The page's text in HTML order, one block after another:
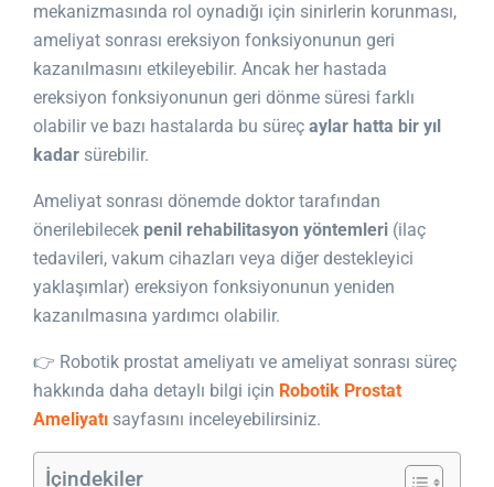
mekanizmasında rol oynadığı için sinirlerin korunması,
ameliyat sonrası ereksiyon fonksiyonunun geri
kazanılmasını etkileyebilir. Ancak her hastada
ereksiyon fonksiyonunun geri dönme süresi farklı
olabilir ve bazı hastalarda bu süreç aylar hatta bir yıl
kadar sürebilir.
Ameliyat sonrası dönemde doktor tarafından
önerilebilecek penil rehabilitasyon yöntemleri (ilaç
tedavileri, vakum cihazları veya diğer destekleyici
yaklaşımlar) ereksiyon fonksiyonunun yeniden
kazanılmasına yardımcı olabilir.
👉 Robotik prostat ameliyatı ve ameliyat sonrası süreç
hakkında daha detaylı bilgi için Robotik Prostat
Ameliyatı sayfasını inceleyebilirsiniz.
İçindekiler